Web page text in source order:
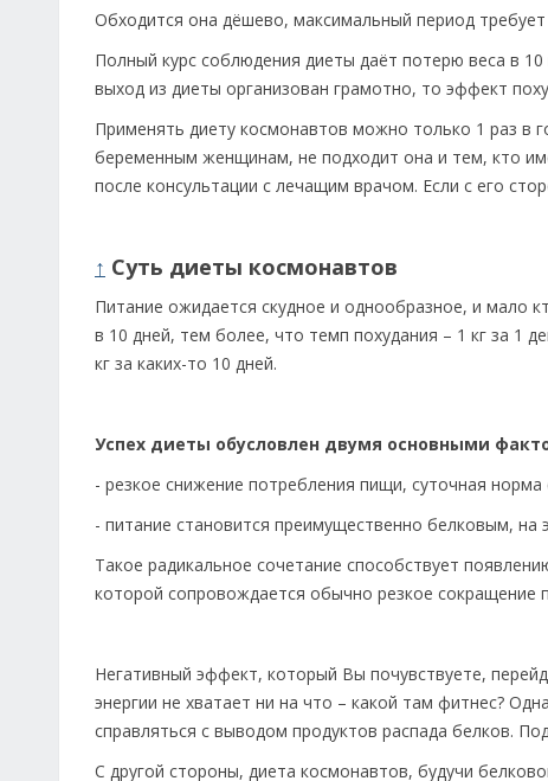
Обходится она дёшево, максимальный период
Полный курс соблюдения диеты даёт потерю веса в
выход из диеты организован грамотно, то эффект
Применять диету космонавтов можно только 1 раз в
беременным женщинам, не подходит она и тем, кто
после консультации с лечащим врачом. Если с его
↑ Суть диеты космонавтов
Питание ожидается скудное и однообразное, и мало
в 10 дней, тем более, что темп похудания – 1 кг за 1
кг за каких-то 10 дней.
Успех диеты обусловлен двумя основными
- резкое снижение потребления пищи, суточная норма
- питание становится преимущественно белковым,
Такое радикальное сочетание способствует
которой сопровождается обычно резкое сокращение
Негативный эффект, который Вы почувствуете,
энергии не хватает ни на что – какой там фитнес?
справляться с выводом продуктов распада белков.
С другой стороны, диета космонавтов, будучи